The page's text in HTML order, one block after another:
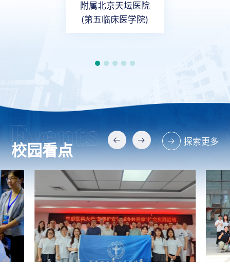
附属北京天坛医院
(第五临床医学院)
校园看点 探索更多